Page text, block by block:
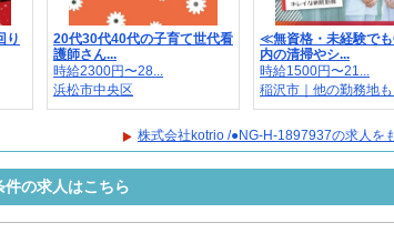
り
20代30代40代の子育て世代看
護師さん...
時給2300円〜28...
浜松市中央区
≪無資格・未経験で
内の清掃やシ...
時給1500円〜21...
稲沢市｜他の勤務地
株式会社kotrio /●NG-H-1897937の求人を
の求人はこちら